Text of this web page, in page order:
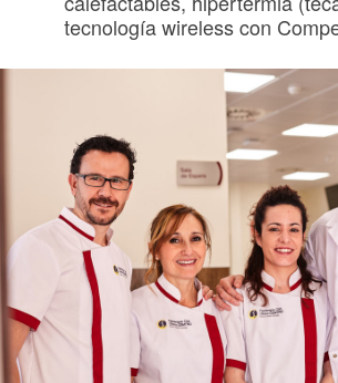
tecnología wireless con